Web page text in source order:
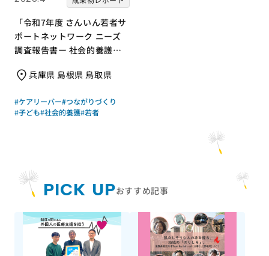
PICK UPおすすめ記事
「令和7年度 さんいん若者サ
ポートネットワーク ニーズ
調査報告書ー 社会的養護の
｜さんいん若者サポートネッ
ワーカーズコープ・センター
事業団）｜成果物レポート
兵庫県 島根県 鳥取県
#ケアリーバー#つながりづくり
#子ども#社会的養護#若者